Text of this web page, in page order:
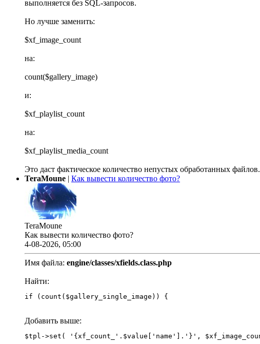
выполняется без SQL-запросов.
Но лучше заменить:
$xf_image_count
на:
count($gallery_image)
и:
$xf_playlist_count
на:
$xf_playlist_media_count
Это даст фактическое количество непустых обработанных файлов.
TeraMoune | Как вывести количество фото?
TeraMoune
Как вывести количество фото?
4-08-2026, 05:00
Имя файла: engine/classes/xfields.class.php
Найти:
if (count($gallery_single_image)) {
Добавить выше: